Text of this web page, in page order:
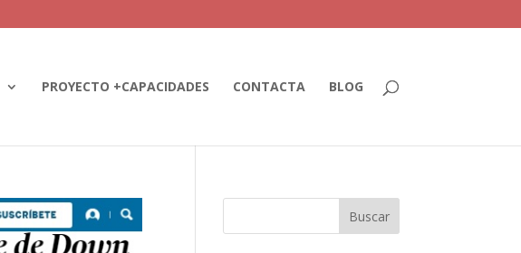
PROYECTO +CAPACIDADES CONTACTA BLOG